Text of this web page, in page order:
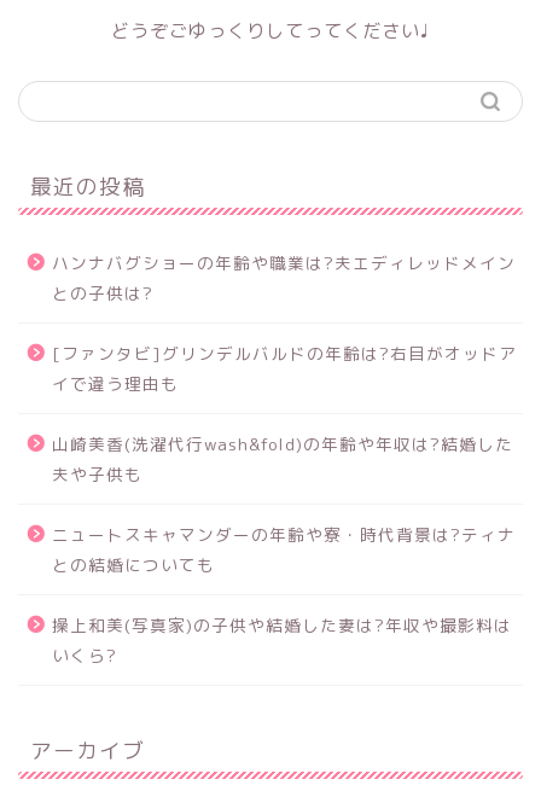
どうぞごゆっくりしてってください♩
最近の投稿
ハンナバグショーの年齢や職業は?夫エディレッドメイン
との子供は?
[ファンタビ]グリンデルバルドの年齢は?右目がオッドア
イで違う理由も
山崎美香(洗濯代行wash&fold)の年齢や年収は?結婚した
夫や子供も
ニュートスキャマンダーの年齢や寮・時代背景は?ティナ
との結婚についても
操上和美(写真家)の子供や結婚した妻は?年収や撮影料は
いくら?
アーカイブ